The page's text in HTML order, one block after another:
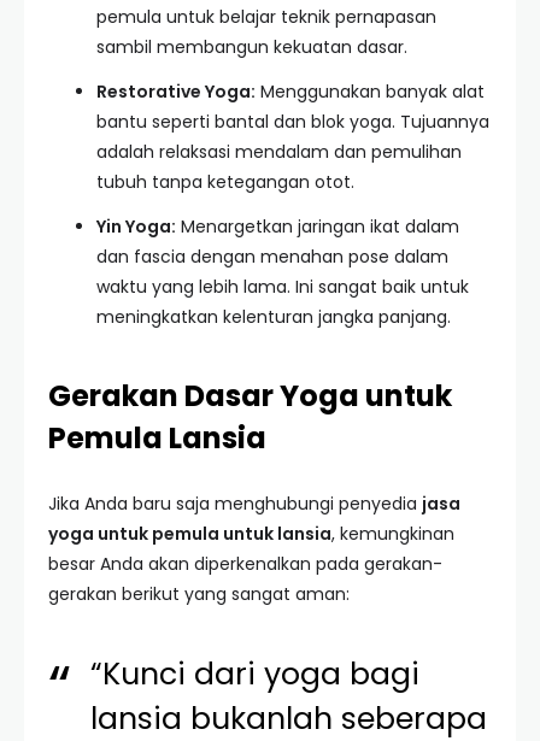
pemula untuk belajar teknik pernapasan
sambil membangun kekuatan dasar.
Restorative Yoga: Menggunakan banyak alat
bantu seperti bantal dan blok yoga. Tujuannya
adalah relaksasi mendalam dan pemulihan
tubuh tanpa ketegangan otot.
Yin Yoga: Menargetkan jaringan ikat dalam
dan fascia dengan menahan pose dalam
waktu yang lebih lama. Ini sangat baik untuk
meningkatkan kelenturan jangka panjang.
Gerakan Dasar Yoga untuk
Pemula Lansia
Jika Anda baru saja menghubungi penyedia jasa
yoga untuk pemula untuk lansia, kemungkinan
besar Anda akan diperkenalkan pada gerakan-
gerakan berikut yang sangat aman:
“Kunci dari yoga bagi
lansia bukanlah seberapa